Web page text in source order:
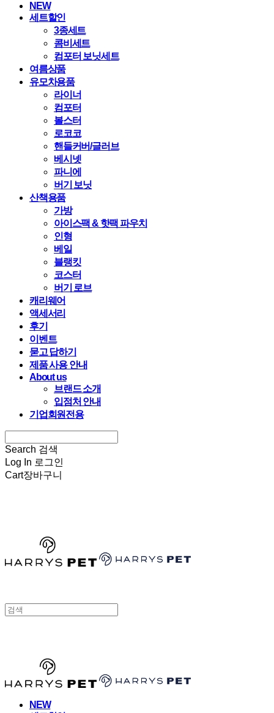
NEW
세트할인
3종세트
콤비세트
컴포터 보닛세트
여름상품
유모차용품
라이너
컴포터
볼스터
로코코
핸들커버/글러브
베시넷
파니에
버기 보닛
산책용품
가방
아이스팩 & 핫팩 파우치
인형
베일
블랭킷
코스터
버기 로브
캐리웨어
액세서리
후기
이벤트
묻고 답하기
제품 사용 안내
About us
브랜드 소개
입점처 안내
기업회원전용
Search 검색
Log In 로그인
Cart장바구니
NEW